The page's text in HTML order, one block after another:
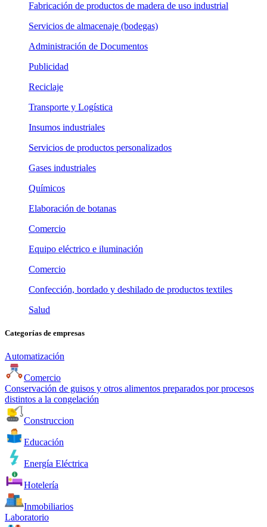
Fabricación de productos de madera de uso industrial
Servicios de almacenaje (bodegas)
Administración de Documentos
Publicidad
Reciclaje
Transporte y Logística
Insumos industriales
Servicios de productos personalizados
Gases industriales
Químicos
Elaboración de botanas
Comercio
Equipo eléctrico e iluminación
Comercio
Confección, bordado y deshilado de productos textiles
Salud
Categorías de empresas
Automatización
Comercio
Conservación de guisos y otros alimentos preparados por procesos
distintos a la congelación
Construccion
Educación
Energía Eléctrica
Hotelería
Inmobiliarios
Laboratorio